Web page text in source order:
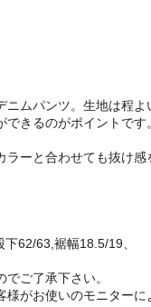
ムパンツ。生地は程
きるのがポイントです。
ーと合わせても抜け感
62/63,裾幅18.5/19、
ご了承下さい。
お使いのモニター